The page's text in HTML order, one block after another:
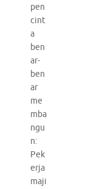
pen
cint
a
ben
ar-
ben
ar
me
mba
ngu
n:
Pek
erja
maji